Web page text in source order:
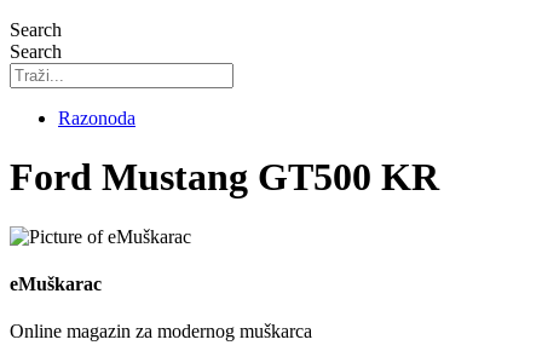
Search
Search
Razonoda
Ford Mustang GT500 KR
eMuškarac
Online magazin za modernog muškarca